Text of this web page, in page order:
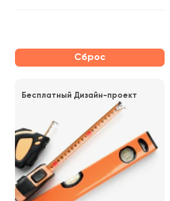
Сброс
Бесплатный Дизайн-проект